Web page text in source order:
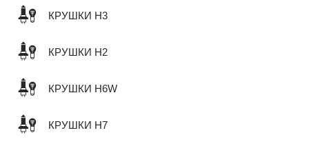
КРУШКИ H3
КРУШКИ H2
КРУШКИ H6W
КРУШКИ H7